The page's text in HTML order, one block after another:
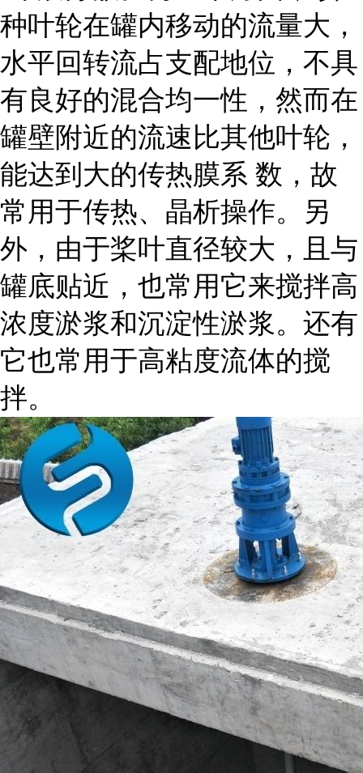
种叶轮在罐内移动的流量大，
水平回转流占支配地位，不具
有良好的混合均一性，然而在
罐壁附近的流速比其他叶轮，
能达到大的传热膜系 数，故
常用于传热、晶析操作。另
外，由于桨叶直径较大，且与
罐底贴近，也常用它来搅拌高
浓度淤浆和沉淀性淤浆。还有
它也常用于高粘度流体的搅
拌。